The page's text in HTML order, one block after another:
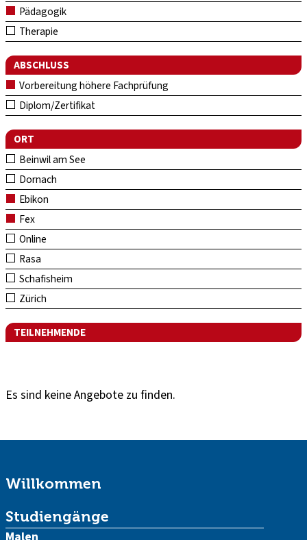
Pädagogik
Therapie
ABSCHLUSS
Vorbereitung höhere Fachprüfung
Diplom/Zertifikat
ORT
Beinwil am See
Dornach
Ebikon
Fex
Online
Rasa
Schafisheim
Zürich
TEILNEHMENDE
Es sind keine Angebote zu finden.
Willkommen
Studiengänge